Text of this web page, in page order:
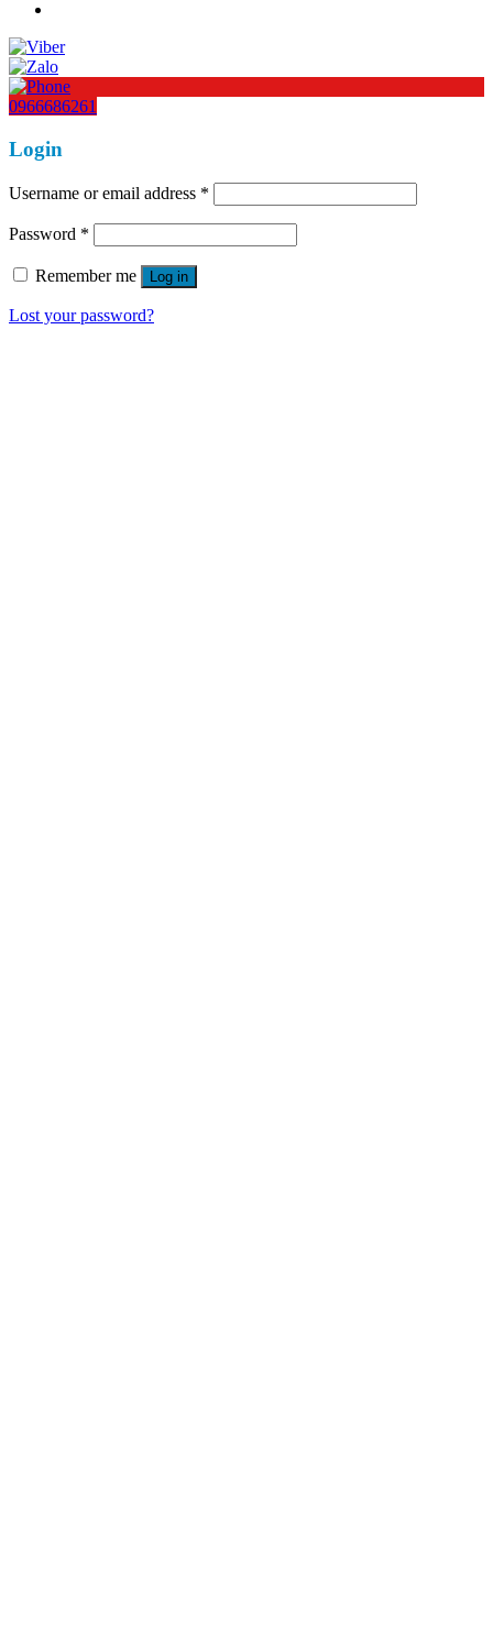
0966686261
Login
Username or email address *
Password *
Remember me Log in
Lost your password?